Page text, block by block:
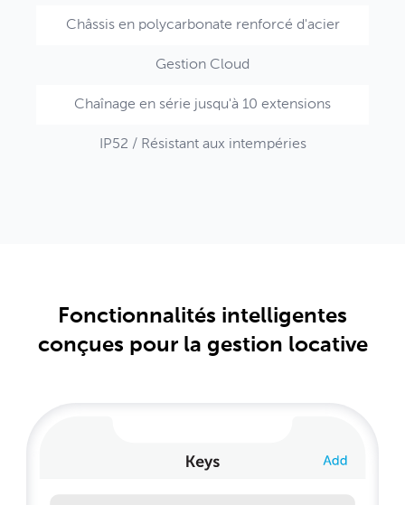
Châssis en polycarbonate renforcé d'acier
Gestion Cloud
Chaînage en série jusqu'à 10 extensions
IP52 / Résistant aux intempéries
Fonctionnalités intelligentes
conçues pour la gestion locative